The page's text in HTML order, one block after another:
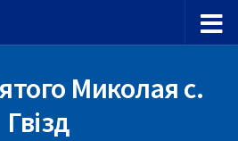
Миколая с.
Гвізд